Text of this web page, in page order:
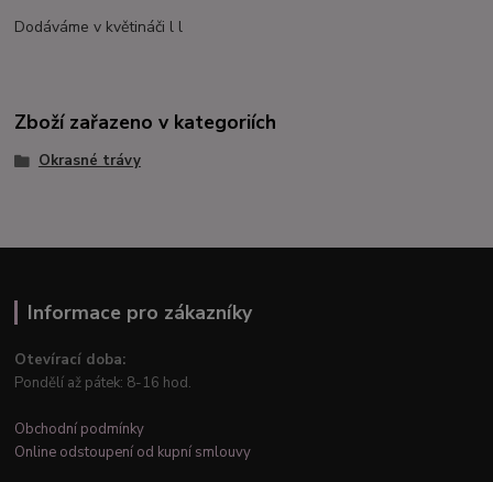
Dodáváme v květináči l l
Zboží zařazeno v kategoriích
Okrasné trávy
Informace pro zákazníky
Otevírací doba:
Pondělí až pátek: 8-16 hod.
Obchodní podmínky
Online odstoupení od kupní smlouvy